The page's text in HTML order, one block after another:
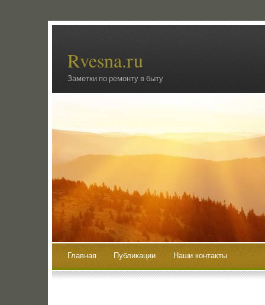
Rvesna.ru
Заметки по ремонту в быту
Главная Публикации Наши контакты